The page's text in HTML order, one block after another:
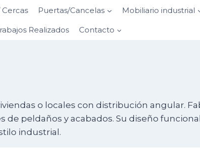
Cercas Puertas/Cancelas Mobiliario industrial
Realizados Contacto
o locales con distribución angular.
peldaños y acabados. Su diseño
industrial.